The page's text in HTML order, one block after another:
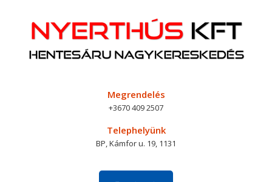
content
Megrendelés
+3670 409 2507
Telephelyünk
BP, Kámfor u. 19, 1131